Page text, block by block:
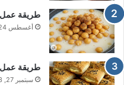
طريقة عمل
أغسطس 24, 2023
طريقة عمل
سبتمبر 27, 2023